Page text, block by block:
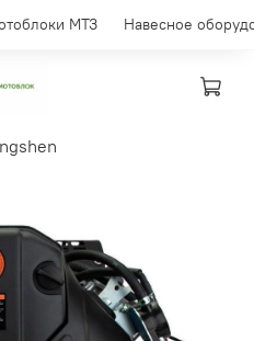
МТЗ Навесное